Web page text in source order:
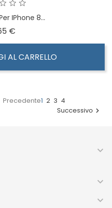
IPhone 8...
€
AL CARRELLO
Precedente1 2 3 4
Successivo 


